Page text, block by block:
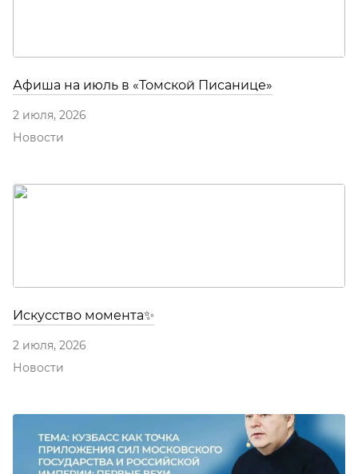
Афиша на июль в «Томской Писанице»
2 июля, 2026
Новости
Искусство момента✨
2 июля, 2026
Новости